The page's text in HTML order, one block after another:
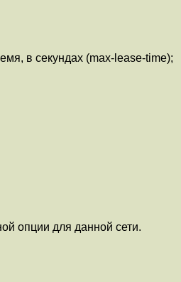
в секундах (max-lease-time);
опции для данной сети.